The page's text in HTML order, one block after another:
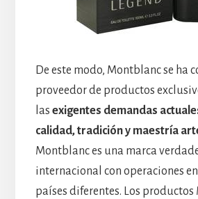
De este modo, Montblanc se ha
proveedor de productos
las exigentes demandas
calidad, tradición y maestría
Montblanc es una marca
internacional con operaciones
países diferentes. Los